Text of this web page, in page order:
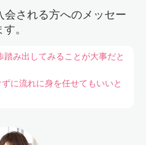
会される方へのメッセー
。
み出してみることが大事だと
に流れに身を任せてもいいと